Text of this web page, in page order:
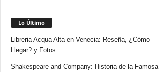
Lo Último
Libreria Acqua Alta en Venecia: Reseña, ¿Cómo
Llegar? y Fotos
Shakespeare and Company: Historia de la Famosa